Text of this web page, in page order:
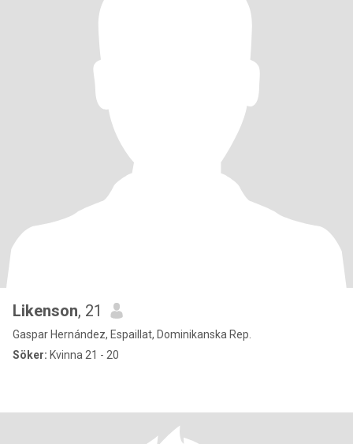
Likenson, 21
Gaspar Hernández, Espaillat, Dominikanska Rep.
Söker: Kvinna 21 - 20